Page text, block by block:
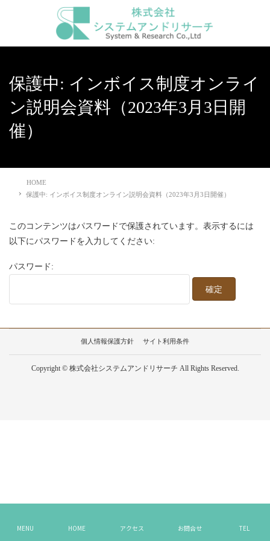
保護中: インボイス制度オンライ
ン説明会資料（2023年3月3日開
催）
HOME
保護中: インボイス制度オンライン説明会資料（2023年3月3日開催）
このコンテンツはパスワードで保護されています。表示するには
以下にパスワードを入力してください:
パスワード:
個人情報保護方針 サイト利用条件
Copyright © 株式会社システムアンドリサーチ All Rights Reserved.
MENU HOME アクセス お問合せ TEL